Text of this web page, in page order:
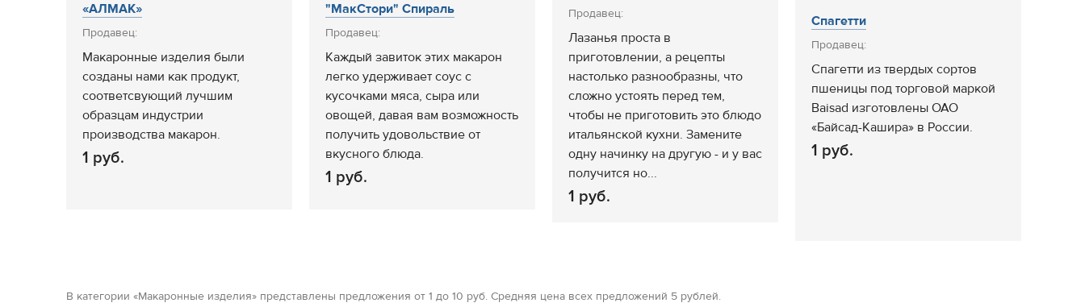
«АЛМАК»
Продавец:
Макаронные изделия были
созданы нами как продукт,
соответсвующий лучшим
образцам индустрии
производства макарон.
1 руб.
"МакСтори" Спираль
Продавец:
Каждый завиток этих макарон
легко удерживает соус с
кусочками мяса, сыра или
овощей, давая вам возможность
получить удовольствие от
вкусного блюда.
1 руб.
Продавец:
Лазанья проста в
приготовлении, а рецепты
настолько разнообразны, что
сложно устоять перед тем,
чтобы не приготовить это блюдо
итальянской кухни. Замените
одну начинку на другую - и у вас
получится но...
1 руб.
Спагетти
Продавец:
Спагетти из твердых сортов
пшеницы под торговой маркой
Baisad изготовлены ОАО
«Байсад-Кашира» в России.
1 руб.
В категории «Макаронные изделия» представлены предложения от 1 до 10 руб. Средняя цена всех предложений 5 рублей.